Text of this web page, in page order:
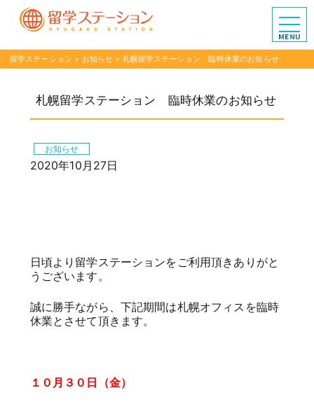
留学ステーション > お知らせ > 札幌留学ステーション 臨時休業のお知らせ
札幌留学ステーション 臨時休業のお知らせ
お知らせ
2020年10月27日
日頃より留学ステーションをご利用頂きありがと
うございます。
誠に勝手ながら、下記期間は札幌オフィスを臨時
休業とさせて頂きます。
１０月３０日（金）